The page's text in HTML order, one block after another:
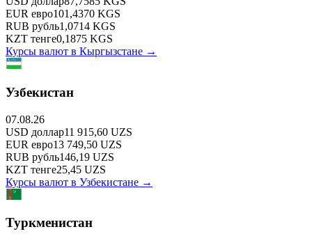
EUR евро101,4370 KGS
RUB рубль1,0714 KGS
KZT тенге0,1875 KGS
Курсы валют в Кыргызстане →
Узбекистан
07.08.26
USD доллар11 915,60 UZS
EUR евро13 749,50 UZS
RUB рубль146,19 UZS
KZT тенге25,45 UZS
Курсы валют в Узбекистане →
Туркменистан